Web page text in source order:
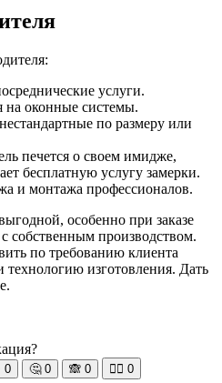
услуги.
на оконные системы.
по размеру или
печется о своем имидже,
бесплатную услугу замерки.
и монтажа профессионалов.
особенно при заказе
собственным производством.
по требованию клиента
изготовления. Дать
0 🤔 0 🙈 0 🧘‍♀️ 0